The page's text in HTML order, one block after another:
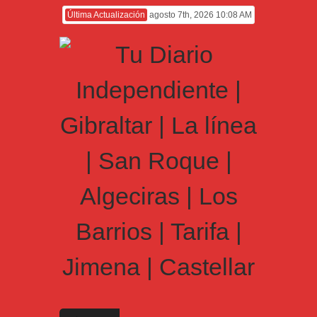
Última Actualización agosto 7th, 2026 10:08 AM